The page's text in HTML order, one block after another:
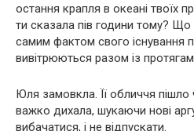
остання крапля в океані твоїх
ти сказала пів години тому? Що
самим фактом свого існування
вивітрюються разом із
Юля замовкла. Її обличчя
важко дихала, шукаючи нові
вибачатися, і не відпускати.